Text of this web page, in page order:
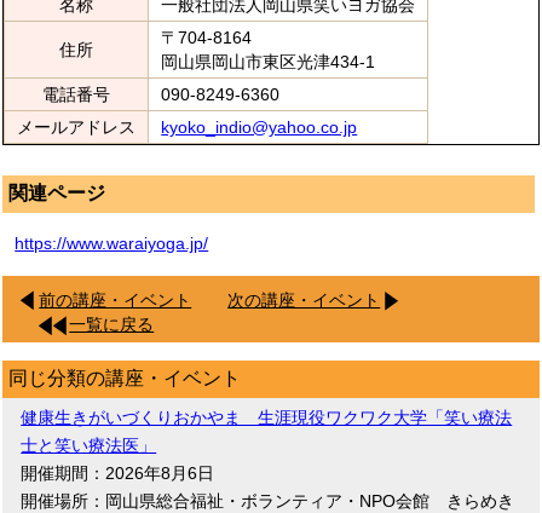
名称 一般社団法人岡山県笑いヨガ協会
住所
〒704-8164
岡山県岡山市東区光津434-1
電話番号
090-8249-6360
メールアドレス
kyoko_indio@yahoo.co.jp
関連ページ
https://www.waraiyoga.jp/
前の講座・イベント
次の講座・イベント
一覧に戻る
同じ分類の講座・イベント
健康生きがいづくりおかやま 生涯現役ワクワク大学「笑い療法
士と笑い療法医」
開催期間：2026年8月6日
開催場所：岡山県総合福祉・ボランティア・NPO会館 きらめき